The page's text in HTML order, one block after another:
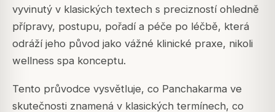
vyvinutý v klasických textech s precizností ohledně
přípravy, postupu, pořadí a péče po léčbě, která
odráží jeho původ jako vážné klinické praxe, nikoli
wellness spa konceptu.
Tento průvodce vysvětluje, co Panchakarma ve
skutečnosti znamená v klasických termínech, co